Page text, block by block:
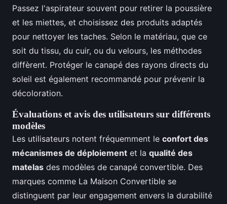
Passez l'aspirateur souvent pour retirer la poussière
et les miettes, et choisissez des produits adaptés
pour nettoyer les taches. Selon le matériau, que ce
soit du tissu, du cuir, ou du velours, les méthodes
diffèrent. Protéger le canapé des rayons directs du
soleil est également recommandé pour prévenir la
décoloration.
Évaluations et avis des utilisateurs sur différents
modèles
Les utilisateurs notent fréquemment le confort des
mécanismes de déploiement et la qualité des
matelas des modèles de canapé convertible. Des
marques comme La Maison Convertible se
distinguent par leur engagement envers la durabilité